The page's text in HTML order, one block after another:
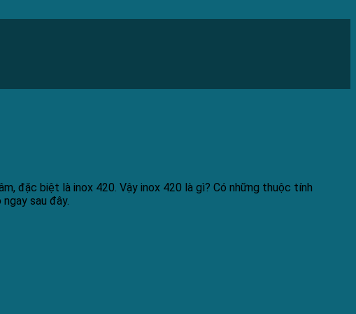
đặc biệt là inox 420. Vậy inox 420 là gì? Có những thuộc tính
ngay sau đây.